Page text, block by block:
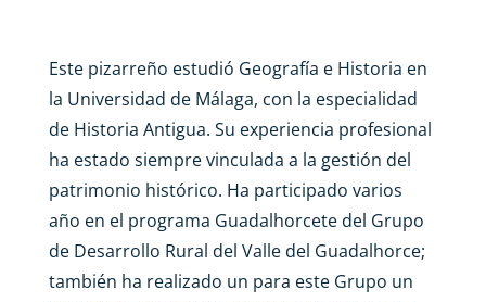
Este pizarreño estudió Geografía e Historia en
la Universidad de Málaga, con la especialidad
de Historia Antigua. Su experiencia profesional
ha estado siempre vinculada a la gestión del
patrimonio histórico. Ha participado varios
año en el programa Guadalhorcete del Grupo
de Desarrollo Rural del Valle del Guadalhorce;
también ha realizado un para este Grupo un